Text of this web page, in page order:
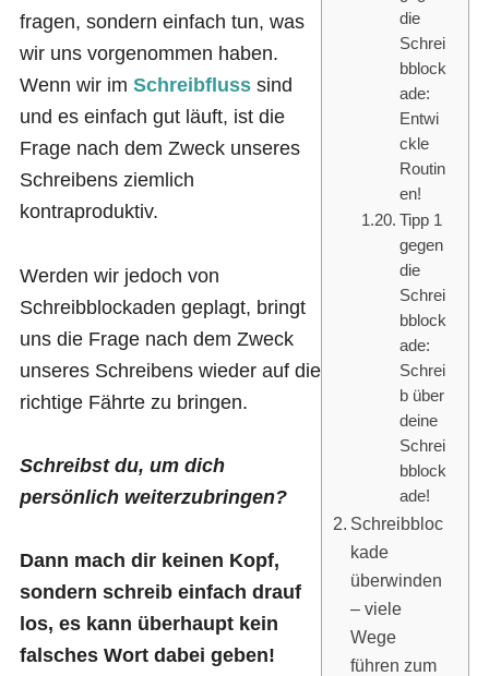
die
Schrei
bblock
ade:
Entwi
ckle
Routin
en!
Tipp 1
gegen
die
Schrei
bblock
ade:
Schrei
b über
deine
Schrei
bblock
ade!
Schreibbloc
kade
überwinden
– viele
Wege
führen zum
fragen, sondern einfach tun, was
wir uns vorgenommen haben.
Wenn wir im Schreibflusssind
und es einfach gut läuft, ist die
Frage nach dem Zweck unseres
Schreibens ziemlich
kontraproduktiv.
Werden wir jedoch von
Schreibblockaden geplagt, bringt
uns die Frage nach dem Zweck
unseres Schreibens wieder auf die
richtige Fährte zu bringen.
Schreibst du, um dich
persönlich weiterzubringen?
Dann mach dir keinen Kopf,
sondern schreib einfach drauf
los, es kann überhaupt kein
falsches Wort dabei geben!